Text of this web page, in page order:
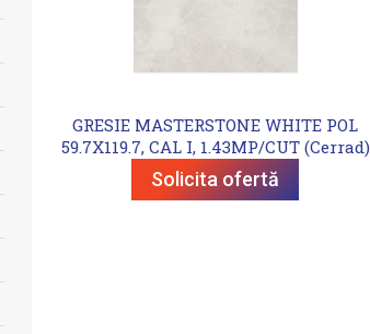
GRESIE MASTERSTONE WHITE POL
59.7X119.7, CAL I, 1.43MP/CUT (Cerrad)
Solicita ofertă